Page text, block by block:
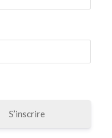
S’inscrire